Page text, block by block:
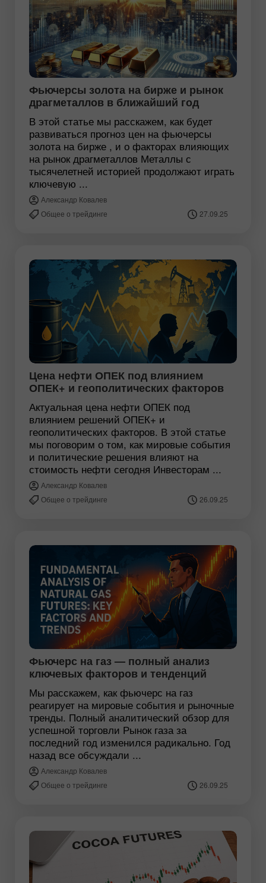
Фьючерсы золота на бирже и рынок
драгметаллов в ближайший год
В этой статье мы расскажем, как будет
развиваться прогноз цен на фьючерсы
золота на бирже , и о факторах влияющих
на рынок драгметаллов Металлы с
тысячелетней историей продолжают играть
ключевую ...
Александр Ковалев
Общее о трейдинге
27.09.25
Цена нефти ОПЕК под влиянием
ОПЕК+ и геополитических факторов
Актуальная цена нефти ОПЕК под
влиянием решений ОПЕК+ и
геополитических факторов. В этой статье
мы поговорим о том, как мировые события
и политические решения влияют на
стоимость нефти сегодня Инвесторам ...
Александр Ковалев
Общее о трейдинге
26.09.25
Фьючерс на газ — полный анализ
ключевых факторов и тенденций
Мы расскажем, как фьючерс на газ
реагирует на мировые события и рыночные
тренды. Полный аналитический обзор для
успешной торговли Рынок газа за
последний год изменился радикально. Год
назад все обсуждали ...
Александр Ковалев
Общее о трейдинге
26.09.25